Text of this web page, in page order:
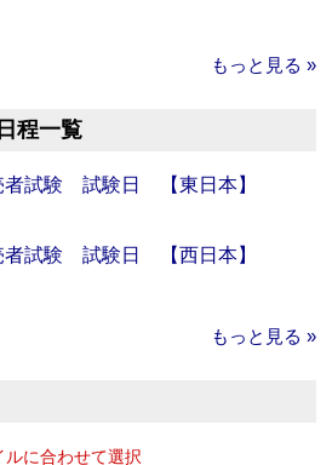
もっと見る »
程一覧
試験 試験日 【東日本】
試験 試験日 【西日本】
もっと見る »
に合わせて選択